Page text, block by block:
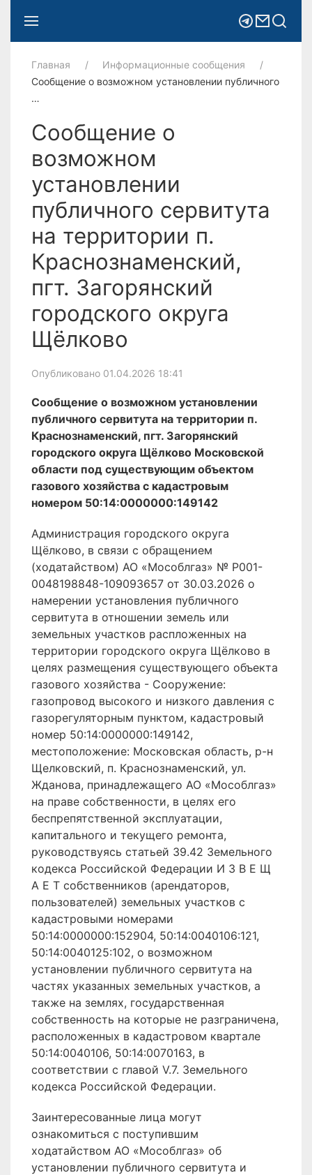
Главная
Информационные сообщения
Сообщение о возможном установлении публичного
…
Сообщение о
возможном
установлении
публичного сервитута
на территории п.
Краснознаменский,
пгт. Загорянский
городского округа
Щёлково
Опубликовано 01.04.2026 18:41
Сообщение о возможном установлении
публичного сервитута на территории п.
Краснознаменский, пгт. Загорянский
городского округа Щёлково Московской
области под существующим объектом
газового хозяйства с кадастровым
номером 50:14:0000000:149142
Администрация городского округа
Щёлково, в связи с обращением
(ходатайством) АО «Мособлгаз» № P001-
0048198848-109093657 от 30.03.2026 о
намерении установления публичного
сервитута в отношении земель или
земельных участков распложенных на
территории городского округа Щёлково в
целях размещения существующего объекта
газового хозяйства - Сооружение:
газопровод высокого и низкого давления с
газорегуляторным пунктом, кадастровый
номер 50:14:0000000:149142,
местоположение: Московская область, р-н
Щелковский, п. Краснознаменский, ул.
Жданова, принадлежащего АО «Мособлгаз»
на праве собственности, в целях его
беспрепятственной эксплуатации,
капитального и текущего ремонта,
руководствуясь статьей 39.42 Земельного
кодекса Российской Федерации И З В Е Щ
А Е Т собственников (арендаторов,
пользователей) земельных участков с
кадастровыми номерами
50:14:0000000:152904, 50:14:0040106:121,
50:14:0040125:102, о возможном
установлении публичного сервитута на
частях указанных земельных участков, а
также на землях, государственная
собственность на которые не разграничена,
расположенных в кадастровом квартале
50:14:0040106, 50:14:0070163, в
соответствии с главой V.7. Земельного
кодекса Российской Федерации.
Заинтересованные лица могут
ознакомиться с поступившим
ходатайством АО «Мособлгаз» об
установлении публичного сервитута и